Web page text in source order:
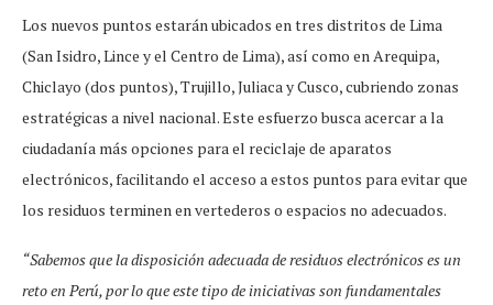
Los nuevos puntos estarán ubicados en tres distritos de Lima
(San Isidro, Lince y el Centro de Lima), así como en Arequipa,
Chiclayo (dos puntos), Trujillo, Juliaca y Cusco, cubriendo zonas
estratégicas a nivel nacional. Este esfuerzo busca acercar a la
ciudadanía más opciones para el reciclaje de aparatos
electrónicos, facilitando el acceso a estos puntos para evitar que
los residuos terminen en vertederos o espacios no adecuados.
“Sabemos que la disposición adecuada de residuos electrónicos es un
reto en Perú, por lo que este tipo de iniciativas son fundamentales